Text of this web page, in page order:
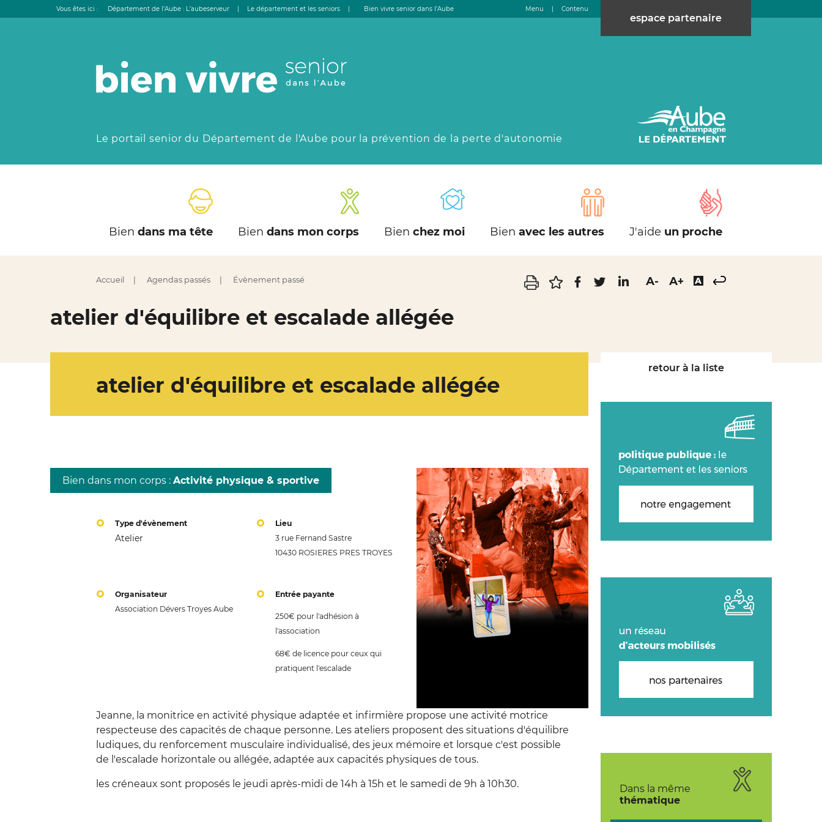
Vous êtes ici : Département de l’Aube : L’aubeserveur | Le département et les seniors | Bien vivre senior dans l’Aube Menu | Contenu
espace partenaire
Le portail senior du Département de l'Aube pour la prévention de la perte d'autonomie
Bien dans ma tête Bien dans mon corps Bien chez moi Bienavec les autres J'aide un proche
Accueil Agendas passés Évènement passé
atelier d'équilibre et escalade allégée
atelier d'équilibre et escalade allégée
Bien dans mon corps : Activité physique & sportive
Type d'évènement
Atelier
Lieu
3 rue Fernand Sastre
10430 ROSIERES PRES TROYES
Organisateur
Association Dévers Troyes Aube
Entrée payante
250€ pour l'adhésion à
l'association
68€ de licence pour ceux qui
pratiquent l'escalade
Jeanne, la monitrice en activité physique adaptée et infirmière propose une activité motrice
respecteuse des capacités de chaque personne. Les ateliers proposent des situations d'équilibre
ludiques, du renforcement musculaire individualisé, des jeux mémoire et lorsque c'est possible
de l'escalade horizontale ou allégée, adaptée aux capacités physiques de tous.
les créneaux sont proposés le jeudi après-midi de 14h à 15h et le samedi de 9h à 10h30.
retour à la liste
Dans la même
thématique